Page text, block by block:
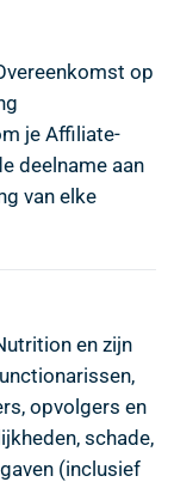
op
je Affiliate-
deelname aan
van elke
en zijn
opvolgers en
schade,
(inclusief